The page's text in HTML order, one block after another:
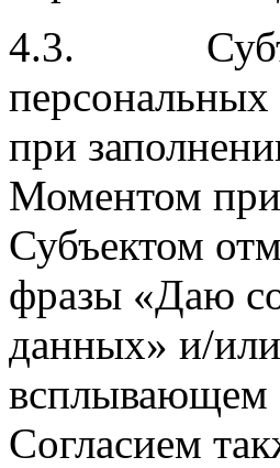
4.3. Субъект
при
Моментом
Субъектом
фразы «Даю
данных» и/
всплывающем
Согласием